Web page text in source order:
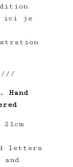
ici je
Hand
letters